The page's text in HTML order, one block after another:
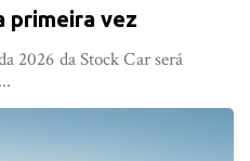
primeira vez
2026 da Stock Car será